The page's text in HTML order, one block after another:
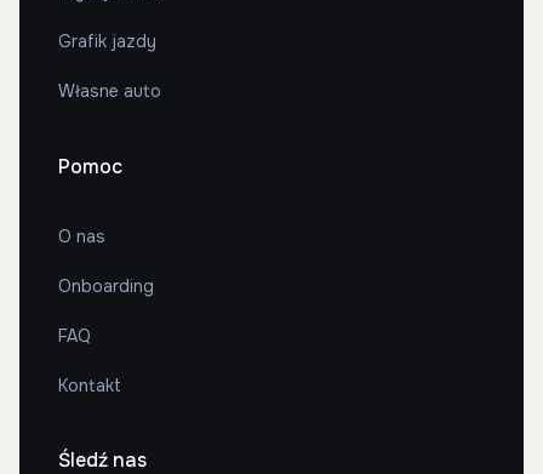
Grafik jazdy
Własne auto
Pomoc
O nas
Onboarding
FAQ
Kontakt
Śledź nas